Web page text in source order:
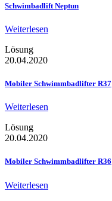
Schwimbadlift Neptun
Weiterlesen
Lösung
20.04.2020
Mobiler Schwimmbadlifter R37
Weiterlesen
Lösung
20.04.2020
Mobiler Schwimmbadlifter R36
Weiterlesen